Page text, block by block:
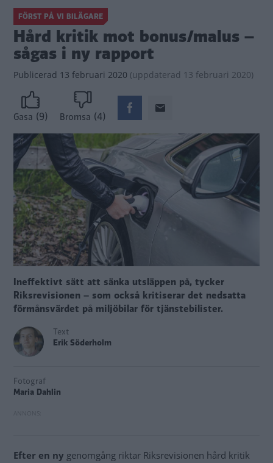
FÖRST PÅ VI BILÄGARE
Hård kritik mot bonus/malus –
sågas i ny rapport
Publicerad 13 februari 2020 (uppdaterad 13 februari 2020)
Gasa (9) Bromsa (4)
Ineffektivt sätt att sänka utsläppen på, tycker
Riksrevisionen – som också kritiserar det nedsatta
förmånsvärdet på miljöbilar för tjänstebilister.
Text
Erik Söderholm
Fotograf
Maria Dahlin
Efter en ny genomgång riktar Riksrevisionen hård kritik